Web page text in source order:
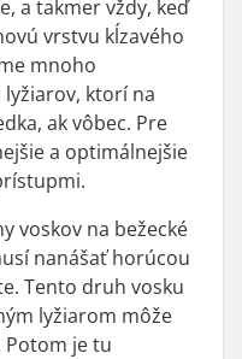
a takmer vždy, keď
vrstvu kĺzavého
mnoho
ktorí na
ak vôbec. Pre
a optimálnejšie
voskov na bežecké
nanášať horúcou
Tento druh vosku
lyžiarom môže
Potom je tu